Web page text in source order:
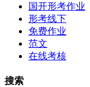
国开形考作业
形考线下
免费作业
范文
在线考核
搜索